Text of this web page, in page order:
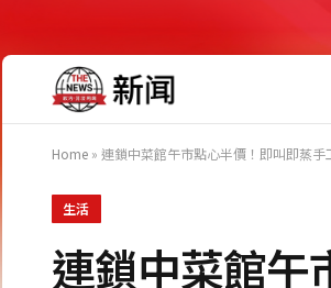
Home » 連鎖中菜館午市點心半價！即叫即蒸
生活
連鎖中菜館午